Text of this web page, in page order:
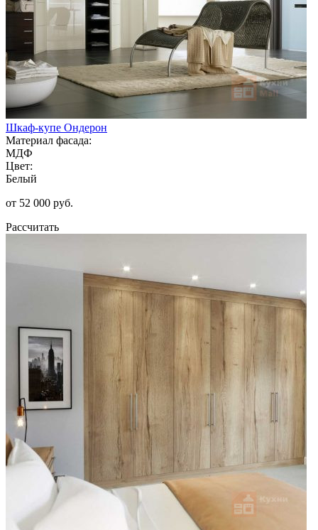
Шкаф-купе Ондерон
Материал фасада:
МДФ
Цвет:
Белый
от 52 000 руб.
Рассчитать